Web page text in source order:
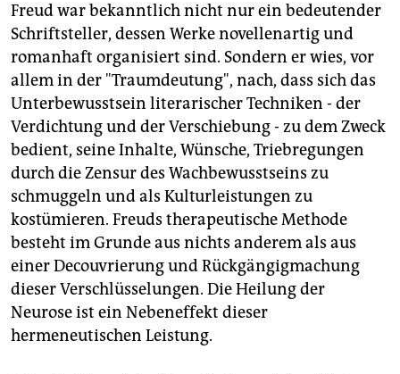
Freud war bekanntlich nicht nur ein bedeutender
Schriftsteller, dessen Werke novellenartig und
romanhaft organisiert sind. Sondern er wies, vor
allem in der "Traumdeutung", nach, dass sich das
Unterbewusstsein literarischer Techniken - der
Verdichtung und der Verschiebung - zu dem Zweck
bedient, seine Inhalte, Wünsche, Triebregungen
durch die Zensur des Wachbewusstseins zu
schmuggeln und als Kulturleistungen zu
kostümieren. Freuds therapeutische Methode
besteht im Grunde aus nichts anderem als aus
einer Decouvrierung und Rückgängigmachung
dieser Verschlüsselungen. Die Heilung der
Neurose ist ein Nebeneffekt dieser
hermeneutischen Leistung.